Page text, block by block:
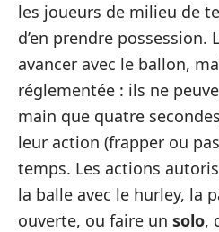
les joueurs de milieu de
d’en prendre possession.
avancer avec le ballon,
réglementée : ils ne
main que quatre
leur action (frapper ou
temps. Les actions
la balle avec le hurley, la
ouverte, ou faire un solo,